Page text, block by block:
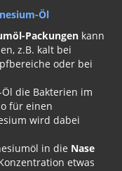
Öl
Packungen kann
z.B. kalt bei
oder bei
die Bakterien im
für einen
wird dabei
in die Nase
etwas